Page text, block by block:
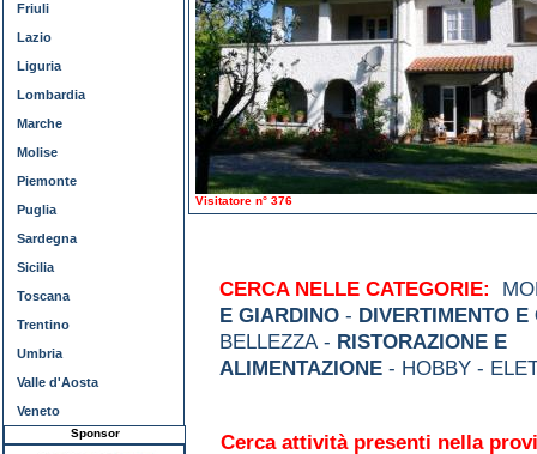
Visitatore n° 376
CERCA NELLE CATEGORIE:
E GIARDINO - DIVERTIMENTO E
BELLEZZA - RISTORAZIONE E
ALIMENTAZIONE - HOBBY -
Cerca attività presenti nella
Friuli
Lazio
Liguria
Lombardia
Marche
Molise
Piemonte
Puglia
Sardegna
Sicilia
Toscana
Trentino
Umbria
Valle d'Aosta
Veneto
Sponsor